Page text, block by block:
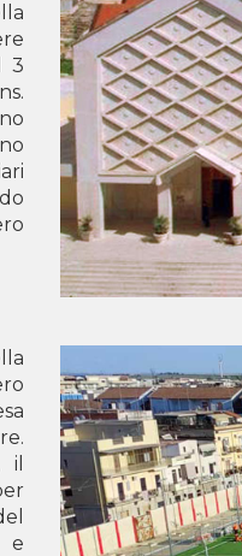
3
il
e